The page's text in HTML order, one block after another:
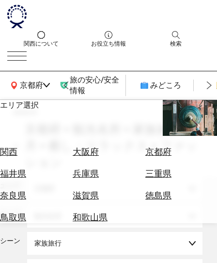
関西について お役立ち情報 検索
京都府
関西広域MAP
旅の安心/安全
情報
みどころ
エリア選択
関西 大阪府
京都府
福井県
兵庫県
三重県
奈良県
滋賀県
徳島県
鳥取県
和歌山県
エ
券
テ
を
search
京都府 × 観光名所 × 家族旅行 × 9
月 × 癒し・リラックス × ファッ
テーマ
シーン 家族旅行